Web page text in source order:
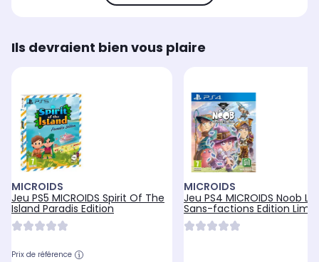
Ils devraient bien vous plaire
MICROIDS
Jeu PS5 MICROIDS Spirit Of The
Island Paradis Edition
Prix de référence
MICROIDS
Jeu PS4 MICROIDS Noob
Sans-factions Edition